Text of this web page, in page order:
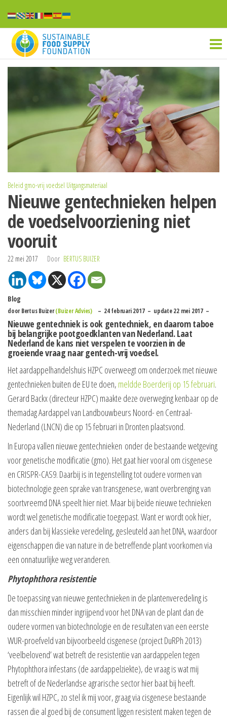
naar
inhoud
food
supply
Beleid gmo-vrij voedsel Uitgangsmateriaal
Nieuwe gentechnieken helpen
de voedselvoorziening niet
vooruit
22 mei 2017 Door BERTUS BUIZER
Blog
door Bertus Buizer(Buizer Advies)– 24 februari 2017 – update 22 mei 2017 –
Nieuwe gentechniek is ook gentechniek, en daarom taboe
bij belangrijke pootgoedklanten van Nederland. Laat
Nederland de kans niet verspelen te voorzien in de
groeiende vraag naar gentech-vrij voedsel.
Het aardappelhandelshuis HZPC overweegt om onderzoek met nieuwe
gentechnieken buiten de EU te doen, meldde Boerderij op 15 februari.
Gerard Backx (directeur HZPC) maakte deze overweging kenbaar op de
themadag Aardappel van Landbouwbeurs Noord- en Centraal-
Nederland (LNCN) die op 15 februari in Dronten plaatsvond.
In Europa vallen nieuwe gentechnieken onder de bestaande wetgeving
voor genetische modificatie (gmo). Het gaat hier vooral om cisgenese
en CRISPR-CAS9. Daarbij is in tegenstelling tot oudere vormen van
biotechnologie geen sprake van transgenese, want overbrenging van
soortvreemd DNA speelt hier niet. Maar bij beide nieuwe technieken
wordt wel genetische modificatie toegepast. Want er wordt ook hier,
anders dan bij klassieke veredeling, gesleuteld aan het DNA, waardoor
eigenschappen die van nature in de betreffende plant voorkomen via
een onnatuurlijke weg veranderen.
Phytophthora resistentie
De toepassing van nieuwe gentechnieken in de plantenveredeling is
dan misschien minder ingrijpend voor het DNA van de plant dan de
oudere vormen van biotechnologie en de resultaten van een eerste
WUR-proefveld van bijvoorbeeld cisgenese (project DuRPh 2013)
‘veelbelovend’ wat betreft de resistentie van aardappelen tegen
Phytophthora infestans (de aardappelziekte), de vraag is wat mij
betreft of de Nederlandse agrarische sector hier baat bij heeft.
Eigenlijk wil HZPC, zo stel ik mij voor, graag via cisgenese bestaande
rassen die al goed bij de consument liggen resistent maken tegen de